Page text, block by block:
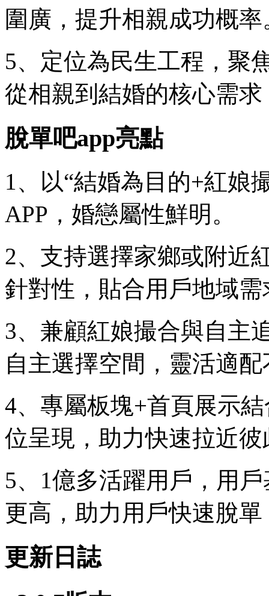
圍廣，提升相親成功概率
5、定位為民生工程，聚
從相親到結婚的核心需
脫單吧app亮點
1、以“結婚為目的+紅娘
APP，婚戀屬性鮮明。
2、支持選擇家鄉或附近
針對性，貼合用戶地域需
3、兼顧紅娘撮合與自主
自主選擇空間，靈活適
4、專屬板塊+首頁展示
位呈現，助力快速拉近
5、1億多活躍用戶，用
更高，助力用戶快速脫單
更新日誌